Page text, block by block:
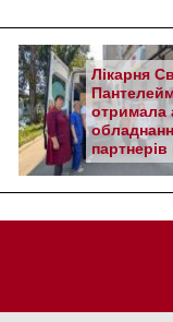
Лікарня
отримала
партнерів